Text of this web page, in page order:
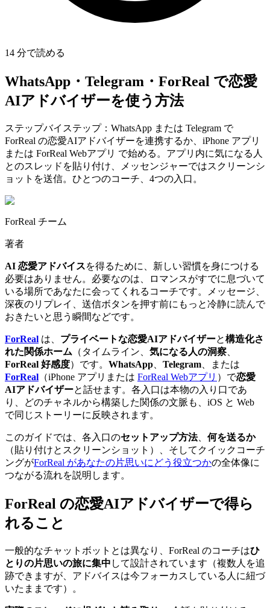
14 分で読める
WhatsApp・Telegram・ForReal で恋愛
AIアドバイザーを使う方法
ステップバイステップ：WhatsApp または Telegram で
ForReal の恋愛AIアドバイザーを連携するか、iPhone アプリ
または ForReal Webアプリ で始める。アプリ内に気になる人
とのスレッドを貼り付け、メッセンジャーではスクリーンシ
ョットを送信。ひとつのコーチ、4つの入口。
ForReal チーム
著者
AI 恋愛アドバイスを得るために、新しい習慣を身につける
必要はありません。必要なのは、ロマンスがすでに息づいて
いる場所であなたに会ってくれるコーチです。メッセージ、
深夜のリプレイ、送信ボタンを押す前にもっと冷静に読んで
おきたいと思う瞬間などです。
ForReal は、 プライベートな恋愛AIアドバイザーと構造化さ
れた関係ホーム （タイムライン、 気になる人の洞察
ForReal 好感度）です。 WhatsApp Telegram 、または
ForReal （iPhone アプリまたは ForReal Webアプリ ）で恋愛
AIアドバイザーと話せます。各入口は本物の入り口であ
り、どのチャネルから構築した関係の文脈も、iOS と Web
で同じストーリーに反映されます。
このガイドでは、各入口のセットアップ方法、 何を送るか
（貼り付けとスクリーンショット）、そしてクイックコーチ
ングがForReal があなたの片思いにどう役立つかの全体像に
つながる流れを説明します。
ForReal の恋愛AIアドバイザーで得ら
れること
一般的なチャットボットとは異なり、ForReal のコーチはひ
とりの片思いの旅に集中 して設計されています（複数人を追
跡できますが、アドバイスは今フォーカスしている人に紐づ
いたままです）。